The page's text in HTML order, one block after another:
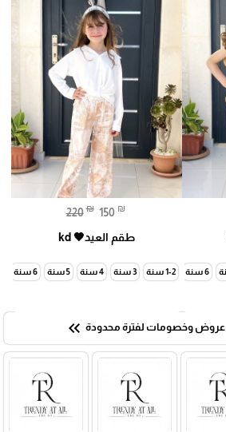
6 سنة 7 سنة
220 ₪ 150 ₪
طقم العيد🤎 kd
1-2 سنة 3 سنة 4 سنة 5 سنة 6 سنة
عروض وخصومات لفترة محدودة keyboard_double_arrow_left